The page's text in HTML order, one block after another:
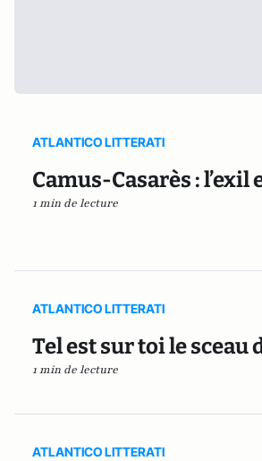
ATLANTICO LITTERATI
Camus-Casarès : l’exil
1 min de lecture
ATLANTICO LITTERATI
Tel est sur toi le sceau
1 min de lecture
ATLANTICO LITTERATI